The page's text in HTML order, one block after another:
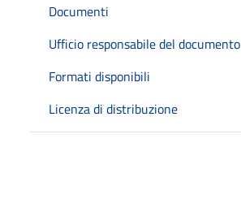
Documenti
Ufficio responsabile del documento
Formati disponibili
Licenza di distribuzione